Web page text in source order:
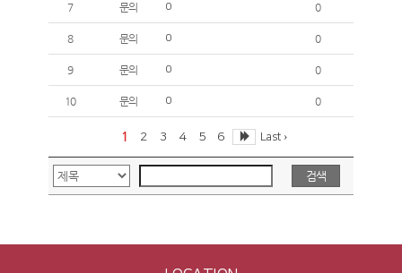
7 문의 0 0
8 문의 0 0
9 문의 0 0
10 문의 0 0
1 2 3 4 5 6 Last ›
검색